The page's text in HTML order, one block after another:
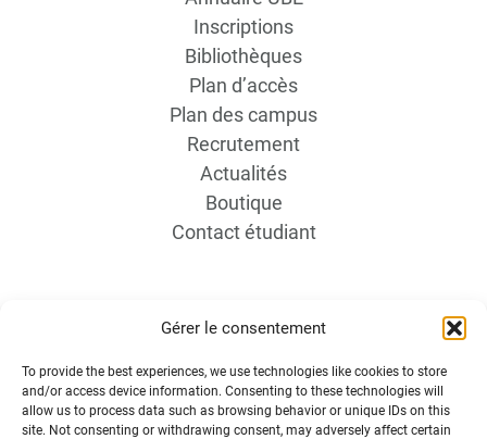
Gérer le consentement
To provide the best experiences, we use technologies like cookies to store
and/or access device information. Consenting to these technologies will
allow us to process data such as browsing behavior or unique IDs on this
site. Not consenting or withdrawing consent, may adversely affect certain
Inscriptions
Bibliothèques
Plan d’accès
Plan des campus
Recrutement
Actualités
Boutique
Contact étudiant
INFORMATIONS LÉGALES